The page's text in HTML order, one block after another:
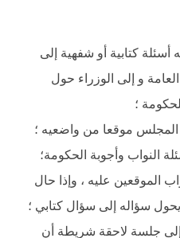
أسئلة كتابية أو شفهية إلى
و إلى الوزراء حول
؛
موقعا من واضعيه ؛
النواب وأجوبة الحكومة؛
الموقعين عليه ، وإذا حال
سؤاله إلى سؤال كتابي ؛
جلسة لاحقة شريطة أن